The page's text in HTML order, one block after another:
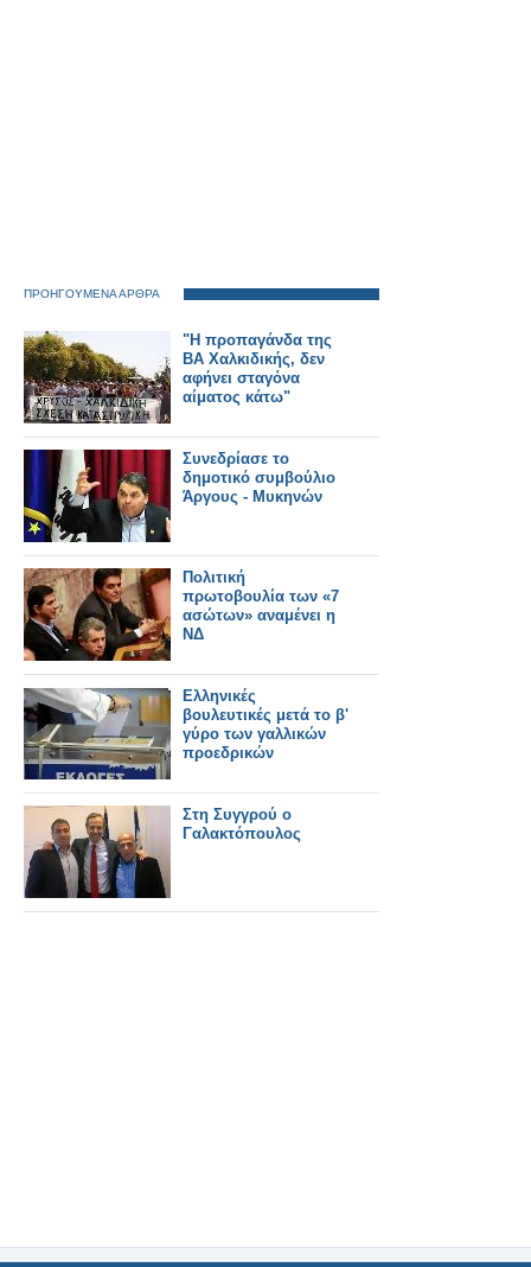
ΠΡΟΗΓΟΥΜΕΝΑ ΑΡΘΡΑ
"Η προπαγάνδα της
ΒΑ Χαλκιδικής, δεν
αφήνει σταγόνα
αίματος κάτω"
Συνεδρίασε το
δημοτικό συμβούλιο
Άργους - Μυκηνών
Πολιτική
πρωτοβουλία των «7
ασώτων» αναμένει η
ΝΔ
Ελληνικές
βουλευτικές μετά το β'
γύρο των γαλλικών
προεδρικών
Στη Συγγρού ο
Γαλακτόπουλος